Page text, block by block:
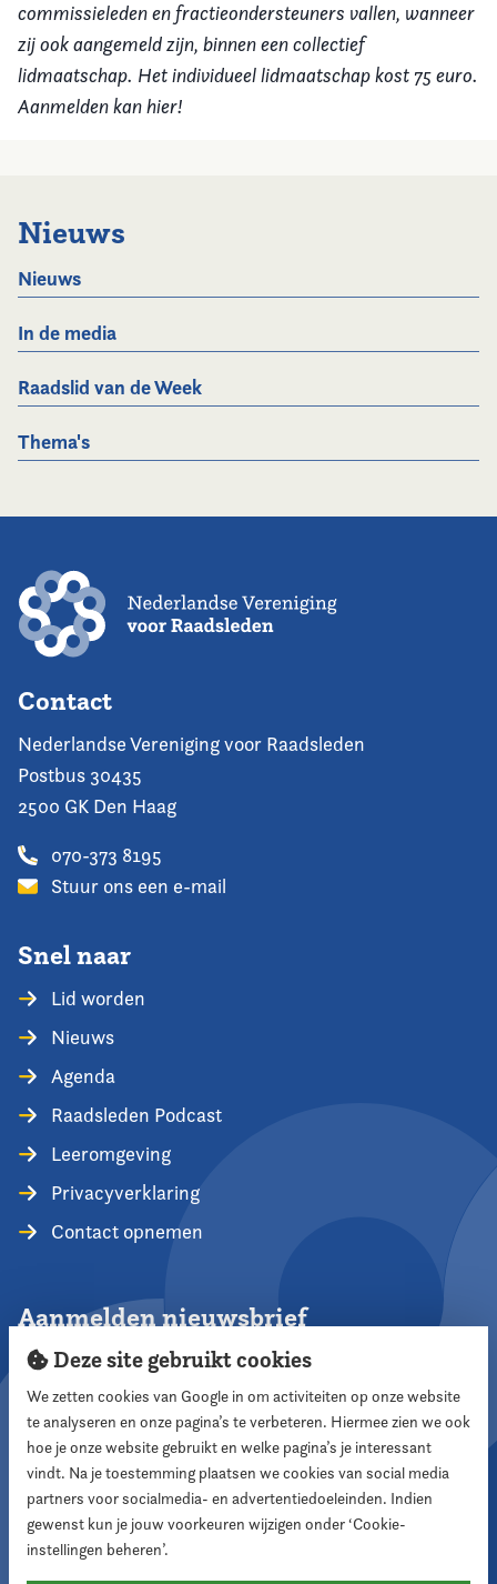
commissieleden en fractieondersteuners vallen, wanneer
zij ook aangemeld zijn, binnen een collectief
lidmaatschap. Het individueel lidmaatschap kost 75 euro.
Aanmelden kan hier!
Nieuws
Nieuws
In de media
Raadslid van de Week
Thema's
Contact
Nederlandse Vereniging voor Raadsleden
Postbus 30435
2500 GK Den Haag
070-373 8195
Stuur ons een e-mail
Snel naar
Lid worden
Nieuws
Agenda
Raadsleden Podcast
Leeromgeving
Privacyverklaring
Contact opnemen
Aanmelden nieuwsbrief
Aanmelden
Volg ons
Deze site gebruikt cookies
We zetten cookies van Google in om activiteiten op onze website
te analyseren en onze pagina’s te verbeteren. Hiermee zien we ook
hoe je onze website gebruikt en welke pagina’s je interessant
vindt. Na je toestemming plaatsen we cookies van social media
partners voor socialmedia- en advertentiedoeleinden. Indien
gewenst kun je jouw voorkeuren wijzigen onder ‘Cookie-
instellingen beheren’.